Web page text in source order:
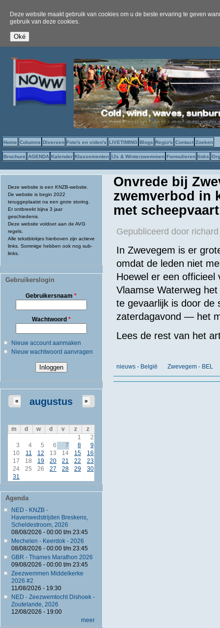
Deze website maakt gebruik van cookies om u de beste ervaring te geven
gebruik van deze cookies.
Home Columns Diversen Foto's en video's LIVETIMING Blogs Regio's Contact Zoeken
Brochure AGENDA Kalender Klassementen IJs & Winterzwemmen Formulieren links
Deze website is een KNZB-website.
De website is begin 2022
teruggeplaatst na een grote storing.
Er ontbreekt bijna 3 jaar
geschiedenis.
Deze website voldoet aan de AVG
regels.
Alle tekstblokjes hierboven zijn actieve
links. Sommige hebben ook nog sub-
links.
Gebruikerslogin
Gebruikersnaam*
Wachtwoord *
Nieuw account aanmaken
Nieuw wachtwoord aanvragen
augustus
« »
m d w d v z
z
1
2
3
4 5 6 7 8
9
10
11 12 13 14 15
16
17
18 19 20 21 22
23
24
25 26 27 28 29
30
31
Agenda
NED - KNZB -
Havenwedstrijden Breskens,
Scheldestroom, 2026
08/08/2026 - 00:00t/m 23:45
Mechelen - Keerdok - 2026
08/08/2026 - 00:00t/m 23:45
GBR - Thames Marathon 2026
09/08/2026 - 00:00t/m 23:45
Zeezwemmen Middelkerke
2026 #2
11/08/2026 - 19:30
NED - Zeezwemtocht Dishoek -
Zoutelande, 2026
12/08/2026 - 19:00
meer
Onvrede bij
zwemverbod in
met
Gepubliceerd door
In Zwevegem is er
omdat de leden niet
Hoewel er een
Vlaamse Waterweg
te gevaarlijk is door de
zaterdagavond — het
Lees de rest van het
nieuws - België Zwevegem - BEL